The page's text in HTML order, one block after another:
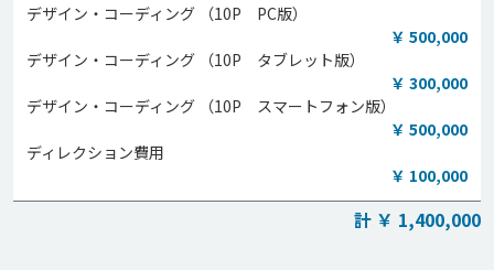
デザイン・コーディング （10P PC版）
￥ 500,000
デザイン・コーディング （10P タブレット版）
￥ 300,000
デザイン・コーディング （10P スマートフォン版）
￥ 500,000
ディレクション費用
￥ 100,000
計 ￥ 1,400,000